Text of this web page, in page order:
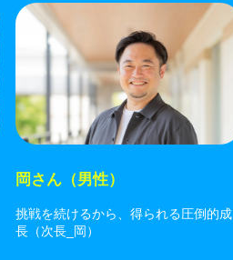
岡さん（男性）
挑戦を続けるから、得られる圧倒的成
長（次長_岡）